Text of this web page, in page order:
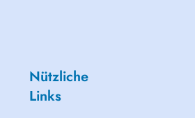
Nützliche
Links